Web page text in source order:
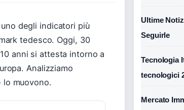
degli indicatori più
tedesco. Oggi, 30
anni si attesta intorno a
Analizziamo
lo muovono.
Ultime
Seguirle
Tecnologia
tecnologici
Mercato